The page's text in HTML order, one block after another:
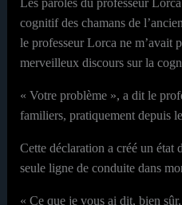
Les paroles du professeur
cognitif des chamans de
le professeur Lorca ne m’avait
merveilleux discours sur la
« Votre problème », a dit le
familiers, pratiquement depuis
Cette déclaration a créé un état
seule ligne de conduite dans
« Ce que je vous ai dit, bien